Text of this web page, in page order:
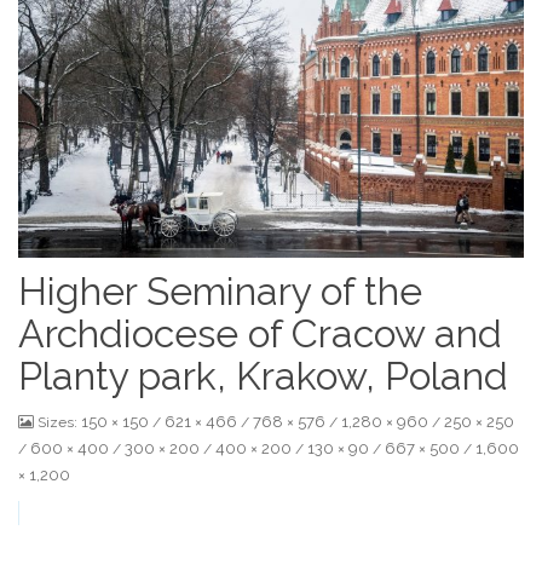
Higher Seminary of the
Archdiocese of Cracow and
Planty park, Krakow, Poland
Sizes: 150 × 150 / 621 × 466 / 768 × 576 / 1,280 × 960 / 250 × 250
/ 600 × 400 / 300 × 200 / 400 × 200 / 130 × 90 / 667 × 500 / 1,600
× 1,200